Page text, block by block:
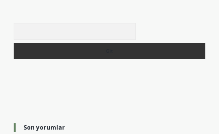
Son yorumlar